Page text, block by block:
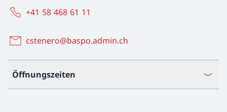
+41 58 468 61 11
cstenero@baspo.admin.ch
Öffnungszeiten